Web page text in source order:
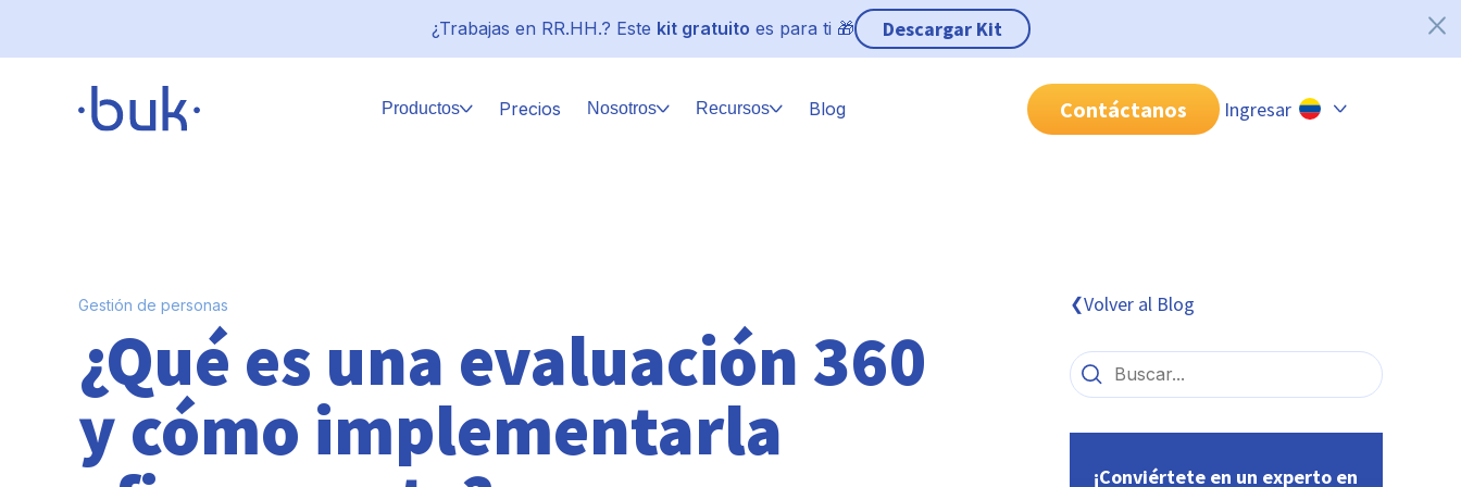
¿Trabajas en RR.HH.? Este kit gratuito es para ti 🎁 Descargar Kit
Productos Precios Nosotros Recursos Blog Contáctanos Ingresar
Gestión de personas
¿Qué es una evaluación 360
y cómo implementarla
❮Volver al Blog
¡Conviértete en un experto en